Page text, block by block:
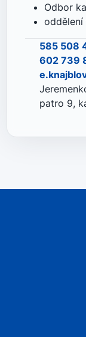
Odbor
oddělení
585 508
602 739
patro 9,